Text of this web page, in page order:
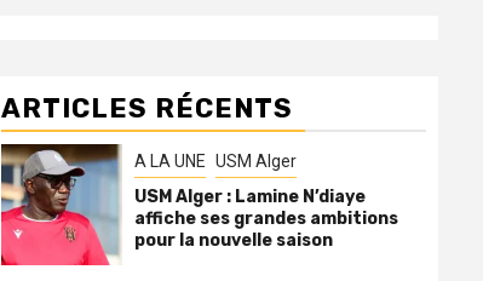
ARTICLES RÉCENTS
A LA UNE USM Alger
USM Alger : Lamine N’diaye
affiche ses grandes ambitions
pour la nouvelle saison